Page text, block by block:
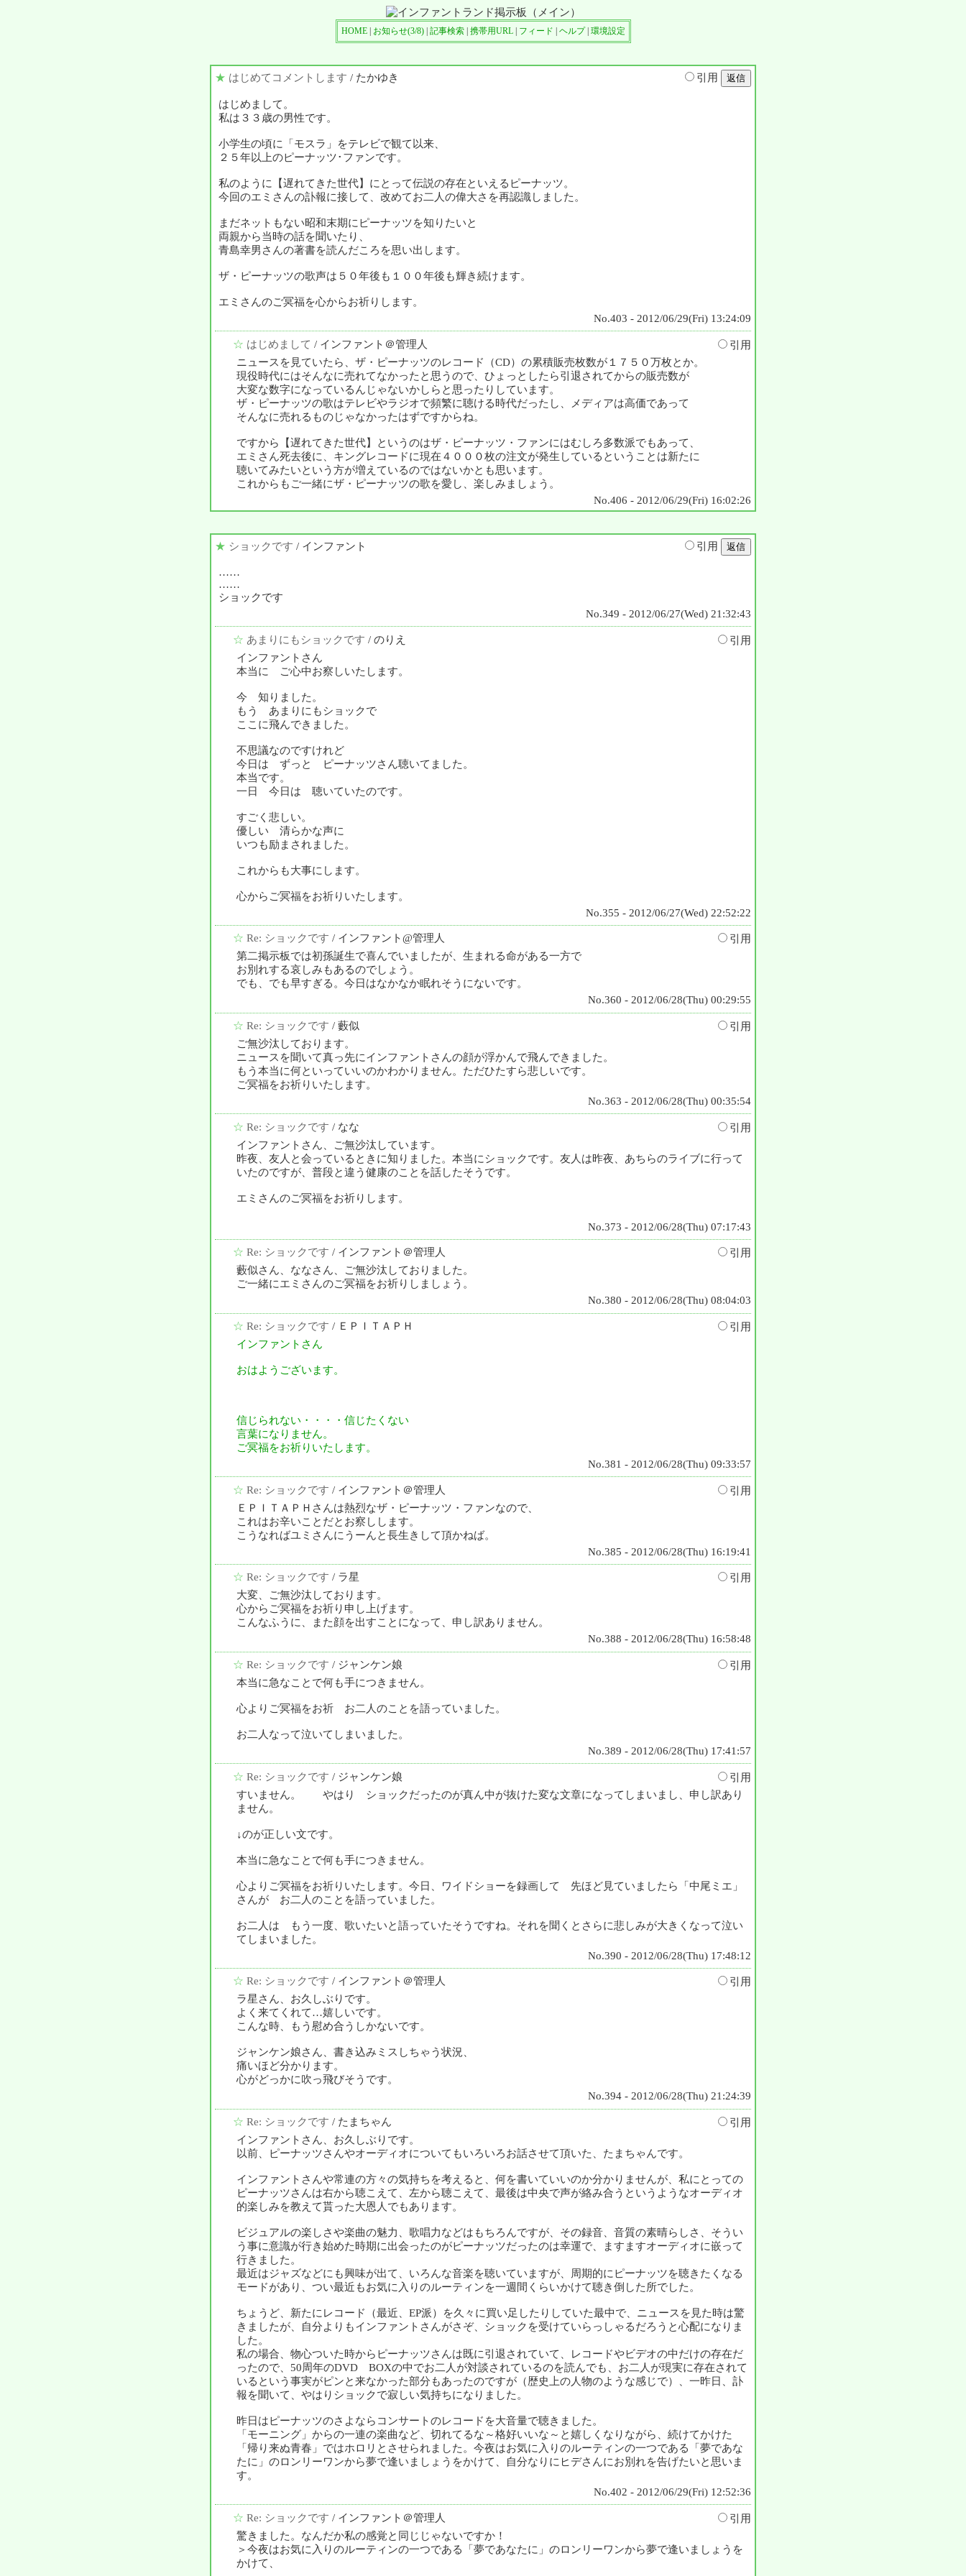
HOME| お知らせ(3/8)| 記事検索| 携帯用URL| フィード ヘルプ| 環境設定
★ はじめてコメントします / たかゆき 引用
はじめまして。
私は３３歳の男性です。
小学生の頃に「モスラ」をテレビで観て以来、
２５年以上のピーナッツ･ファンです。
私のように【遅れてきた世代】にとって伝説の存在といえるピーナッツ。
今回のエミさんの訃報に接して、改めてお二人の偉大さを再認識しました。
まだネットもない昭和末期にピーナッツを知りたいと
両親から当時の話を聞いたり、
青島幸男さんの著書を読んだころを思い出します。
ザ・ピーナッツの歌声は５０年後も１００年後も輝き続けます。
エミさんのご冥福を心からお祈りします。
No.403 - 2012/06/29(Fri) 13:24:09
☆ はじめまして / インファント＠管理人
引用
ニュースを見ていたら、ザ・ピーナッツのレコード（CD）の累積販売枚数が１７５０万枚とか。
現役時代にはそんなに売れてなかったと思うので、ひょっとしたら引退されてからの販売数が
大変な数字になっているんじゃないかしらと思ったりしています。
ザ・ピーナッツの歌はテレビやラジオで頻繁に聴ける時代だったし、メディアは高価であって
そんなに売れるものじゃなかったはずですからね。
ですから【遅れてきた世代】というのはザ・ピーナッツ・ファンにはむしろ多数派でもあって、
エミさん死去後に、キングレコードに現在４０００枚の注文が発生しているということは新たに
聴いてみたいという方が増えているのではないかとも思います。
これからもご一緒にザ・ピーナッツの歌を愛し、楽しみましょう。
No.406 - 2012/06/29(Fri) 16:02:26
★ ショックです / インファント 引用
……
……
ショックです
No.349 - 2012/06/27(Wed) 21:32:43
☆ あまりにもショックです / のりえ
引用
インファントさん
本当に ご心中お察しいたします。
今 知りました。
もう あまりにもショックで
ここに飛んできました。
不思議なのですけれど
今日は ずっと ピーナッツさん聴いてました。
本当です。
一日 今日は 聴いていたのです。
すごく悲しい。
優しい 清らかな声に
いつも励まされました。
これからも大事にします。
心からご冥福をお祈りいたします。
No.355 - 2012/06/27(Wed) 22:52:22
☆ Re: ショックです / インファント@管理人
引用
第二掲示板では初孫誕生で喜んでいましたが、生まれる命がある一方で
お別れする哀しみもあるのでしょう。
でも、でも早すぎる。今日はなかなか眠れそうにないです。
No.360 - 2012/06/28(Thu) 00:29:55
☆ Re: ショックです / 藪似
引用
ご無沙汰しております。
ニュースを聞いて真っ先にインファントさんの顔が浮かんで飛んできました。
もう本当に何といっていいのかわかりません。ただひたすら悲しいです。
ご冥福をお祈りいたします。
No.363 - 2012/06/28(Thu) 00:35:54
☆ Re: ショックです / なな
引用
インファントさん、ご無沙汰しています。
昨夜、友人と会っているときに知りました。本当にショックです。友人は昨夜、あちらのライブに行って
いたのですが、普段と違う健康のことを話したそうです。
エミさんのご冥福をお祈りします。
No.373 - 2012/06/28(Thu) 07:17:43
☆ Re: ショックです / インファント＠管理人
引用
藪似さん、ななさん、ご無沙汰しておりました。
ご一緒にエミさんのご冥福をお祈りしましょう。
No.380 - 2012/06/28(Thu) 08:04:03
☆ Re: ショックです / ＥＰＩＴＡＰＨ
引用
インファントさん
おはようございます。
信じられない・・・・信じたくない
言葉になりません。
ご冥福をお祈りいたします。
No.381 - 2012/06/28(Thu) 09:33:57
☆ Re: ショックです / インファント＠管理人
引用
ＥＰＩＴＡＰＨさんは熱烈なザ・ピーナッツ・ファンなので、
これはお辛いことだとお察しします。
こうなればユミさんにうーんと長生きして頂かねば。
No.385 - 2012/06/28(Thu) 16:19:41
☆ Re: ショックです / ラ星
引用
大変、ご無沙汰しております。
心からご冥福をお祈り申し上げます。
こんなふうに、また顔を出すことになって、申し訳ありません。
No.388 - 2012/06/28(Thu) 16:58:48
☆ Re: ショックです / ジャンケン娘
引用
本当に急なことで何も手につきません。
心よりご冥福をお祈 お二人のことを語っていました。
お二人なって泣いてしまいました。
No.389 - 2012/06/28(Thu) 17:41:57
☆ Re: ショックです / ジャンケン娘
引用
すいません。 やはり ショックだったのが真ん中が抜けた変な文章になってしまいまし、申し訳あり
ません。
↓のが正しい文です。
本当に急なことで何も手につきません。
心よりご冥福をお祈りいたします。今日、ワイドショーを録画して 先ほど見ていましたら「中尾ミエ」
さんが お二人のことを語っていました。
お二人は もう一度、歌いたいと語っていたそうですね。それを聞くとさらに悲しみが大きくなって泣い
てしまいました。
No.390 - 2012/06/28(Thu) 17:48:12
☆ Re: ショックです / インファント＠管理人
引用
ラ星さん、お久しぶりです。
よく来てくれて…嬉しいです。
こんな時、もう慰め合うしかないです。
ジャンケン娘さん、書き込みミスしちゃう状況、
痛いほど分かります。
心がどっかに吹っ飛びそうです。
No.394 - 2012/06/28(Thu) 21:24:39
☆ Re: ショックです / たまちゃん
引用
インファントさん、お久しぶりです。
以前、ピーナッツさんやオーディオについてもいろいろお話させて頂いた、たまちゃんです。
インファントさんや常連の方々の気持ちを考えると、何を書いていいのか分かりませんが、私にとっての
ピーナッツさんは右から聴こえて、左から聴こえて、最後は中央で声が絡み合うというようなオーディオ
的楽しみを教えて貰った大恩人でもあります。
ビジュアルの楽しさや楽曲の魅力、歌唱力などはもちろんですが、その録音、音質の素晴らしさ、そうい
う事に意識が行き始めた時期に出会ったのがピーナッツだったのは幸運で、ますますオーディオに嵌って
行きました。
最近はジャズなどにも興味が出て、いろんな音楽を聴いていますが、周期的にピーナッツを聴きたくなる
モードがあり、つい最近もお気に入りのルーティンを一週間くらいかけて聴き倒した所でした。
ちょうど、新たにレコード（最近、EP派）を久々に買い足したりしていた最中で、ニュースを見た時は驚
きましたが、自分よりもインファントさんがさぞ、ショックを受けていらっしゃるだろうと心配になりま
した。
私の場合、物心ついた時からピーナッツさんは既に引退されていて、レコードやビデオの中だけの存在だ
ったので、50周年のDVD BOXの中でお二人が対談されているのを読んでも、お二人が現実に存在されて
いるという事実がピンと来なかった部分もあったのですが（歴史上の人物のような感じで）、一昨日、訃
報を聞いて、やはりショックで寂しい気持ちになりました。
昨日はピーナッツのさよならコンサートのレコードを大音量で聴きました。
「モーニング」からの一連の楽曲など、切れてるな～格好いいな～と嬉しくなりながら、続けてかけた
「帰り来ぬ青春」ではホロリとさせられました。今夜はお気に入りのルーティンの一つである「夢であな
たに」のロンリーワンから夢で逢いましょうをかけて、自分なりにヒデさんにお別れを告げたいと思いま
す。
No.402 - 2012/06/29(Fri) 12:52:36
☆ Re: ショックです / インファント＠管理人
引用
驚きました。なんだか私の感覚と同じじゃないですか！
＞今夜はお気に入りのルーティンの一つである「夢であなたに」のロンリーワンから夢で逢いましょうを
かけて、